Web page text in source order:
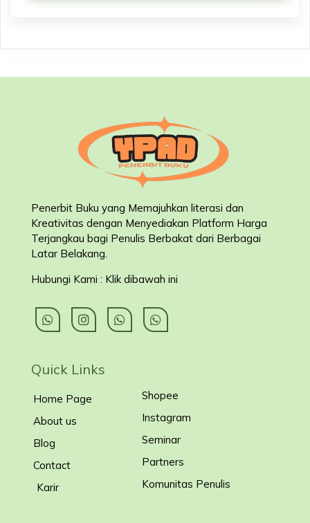
Penerbit Buku yang Memajuhkan literasi dan
Kreativitas dengan Menyediakan Platform Harga
Terjangkau bagi Penulis Berbakat dari Berbagai
Latar Belakang.
Hubungi Kami : Klik dibawah ini
Quick Links
Home Page
About us
Blog
Contact
Karir
Shopee
Instagram
Seminar
Partners
Komunitas Penulis